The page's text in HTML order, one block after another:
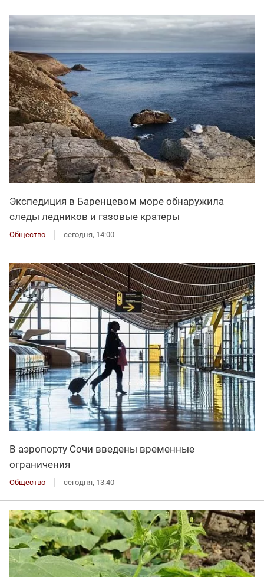
Экспедиция в Баренцевом море обнаружила
следы ледников и газовые кратеры
Общество сегодня, 14:00
В аэропорту Сочи введены временные
ограничения
Общество сегодня, 13:40